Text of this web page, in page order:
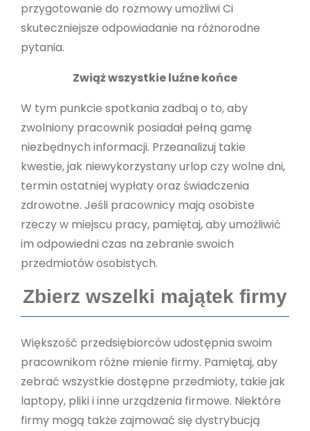
przygotowanie do rozmowy umożliwi Ci
skuteczniejsze odpowiadanie na różnorodne
pytania.
Zwiąż wszystkie luźne końce
W tym punkcie spotkania zadbaj o to, aby
zwolniony pracownik posiadał pełną gamę
niezbędnych informacji. Przeanalizuj takie
kwestie, jak niewykorzystany urlop czy wolne dni,
termin ostatniej wypłaty oraz świadczenia
zdrowotne. Jeśli pracownicy mają osobiste
rzeczy w miejscu pracy, pamiętaj, aby umożliwić
im odpowiedni czas na zebranie swoich
przedmiotów osobistych.
Zbierz wszelki majątek firmy
Większość przedsiębiorców udostępnia swoim
pracownikom różne mienie firmy. Pamiętaj, aby
zebrać wszystkie dostępne przedmioty, takie jak
laptopy, pliki i inne urządzenia firmowe. Niektóre
firmy mogą także zajmować się dystrybucją